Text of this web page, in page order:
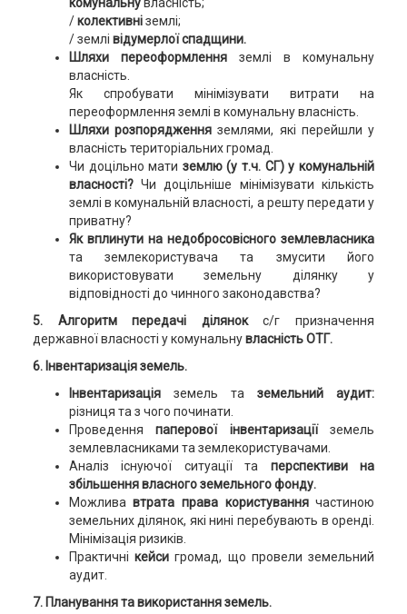
комунальну власність;
/колективніземлі;
/ землі відумерлої спадщини.
Шляхи переоформленняземлі в комунальну
власність.
Як спробувати мінімізувати витрати на
переоформлення землі в комунальну власність.
Шляхи розпорядження землями, які перейшли у
власність територіальних громад.
Чи доцільно мати землю (у т.ч. СГ) у комунальній
власності?Чи доцільніше мінімізувати кількість
землі в комунальній власності, а решту передати у
приватну?
Як вплинути на недобросовісного землевласника
та землекористувача та змусити його
використовувати земельну ділянку у
відповідності до чинного законодавства?
5. Алгоритм передачі ділянокс/г призначення
державної власності у комунальнувласність ОТГ.
6. Інвентаризація земель.
Інвентаризація земель таземельний аудит:
різниця та з чого починати.
Проведенняпаперової інвентаризаціїземель
землевласниками та землекористувачами.
Аналіз існуючої ситуації та перспективи на
збільшення власного земельного фонду.
Можливавтрата права користуваннячастиною
земельних ділянок, які нині перебувають в оренді.
Мінімізація ризиків.
Практичнікейсигромад, що провели земельний
аудит.
7. Планування та використання земель.